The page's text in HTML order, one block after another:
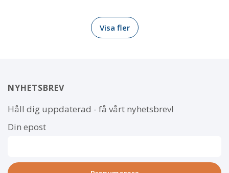
Visa fler
NYHETSBREV
Håll dig uppdaterad - få vårt nyhetsbrev!
Din epost